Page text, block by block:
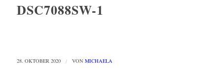
DSC7088SW-1
28. OKTOBER 2020 / VON MICHAELA